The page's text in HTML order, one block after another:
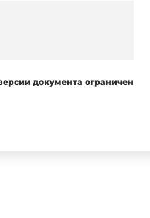
документа ограничен